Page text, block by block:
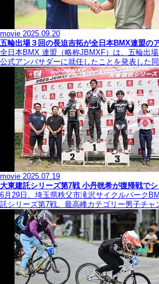
movie 2025.09.20
五輪出場３回の長迫吉拓が全日本BMX連盟の
全日本BMX 連盟（略称JBMXF）は、五輪出
公式アンバサダーに就任したことを発表した
movie 2025.07.19
大東建託シリーズ第7戦 ⼩丹晄希が復帰戦で
6月29日、埼玉県秩父市滝沢サイクルパーク
託シリーズ第7戦。最高峰カテゴリー男子チ